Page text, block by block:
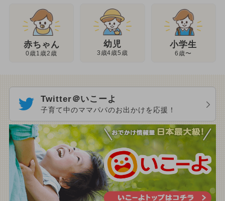
赤ちゃん
0歳1歳2歳
幼児
3歳4歳5歳
小学生
6歳〜
Twitter＠いこーよ
子育て中のママパパのお出かけを応援！